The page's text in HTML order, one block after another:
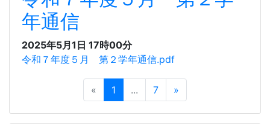
年通信
2025年5月1日 17時00分
令和７年度５月 第２学年通信.pdf
« 1 ... 7 »